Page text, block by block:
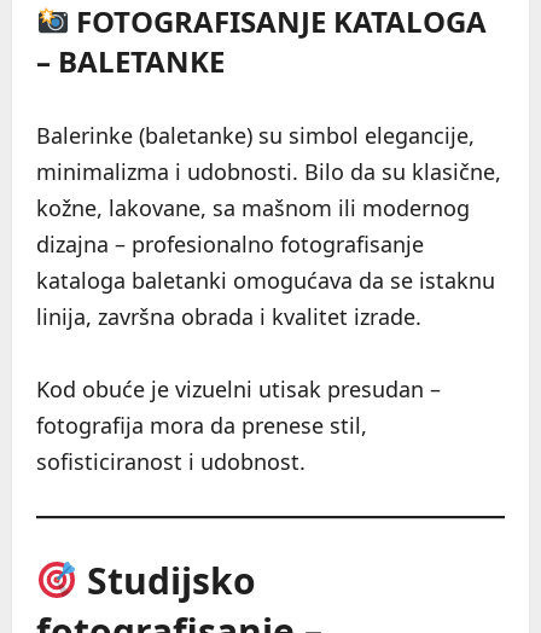
FOTOGRAFISANJE KATALOGA
– BALETANKE
Balerinke (baletanke) su simbol elegancije,
minimalizma i udobnosti. Bilo da su klasične,
kožne, lakovane, sa mašnom ili modernog
dizajna – profesionalno fotografisanje
kataloga baletanki omogućava da se istaknu
linija, završna obrada i kvalitet izrade.
Kod obuće je vizuelni utisak presudan –
fotografija mora da prenese stil,
sofisticiranost i udobnost.
Studijsko